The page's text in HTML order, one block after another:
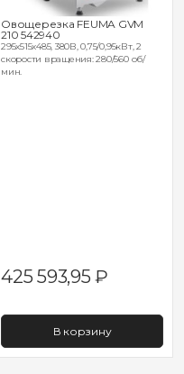
Овощерезка FEUMA GVM
210 542940
295x515х485, 380В, 0,75/0,95кВт, 2
скорости вращения: 280/560 об/
мин.
425 593,95₽
В корзину